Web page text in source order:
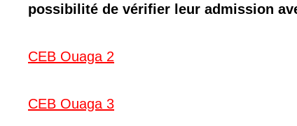
possibilité de vérifier leur admission
CEB Ouaga 2
CEB Ouaga 3